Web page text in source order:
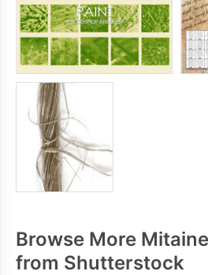
Browse More
from Shutterstock